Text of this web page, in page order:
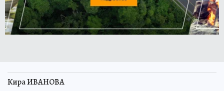
Кира ИВАНОВА